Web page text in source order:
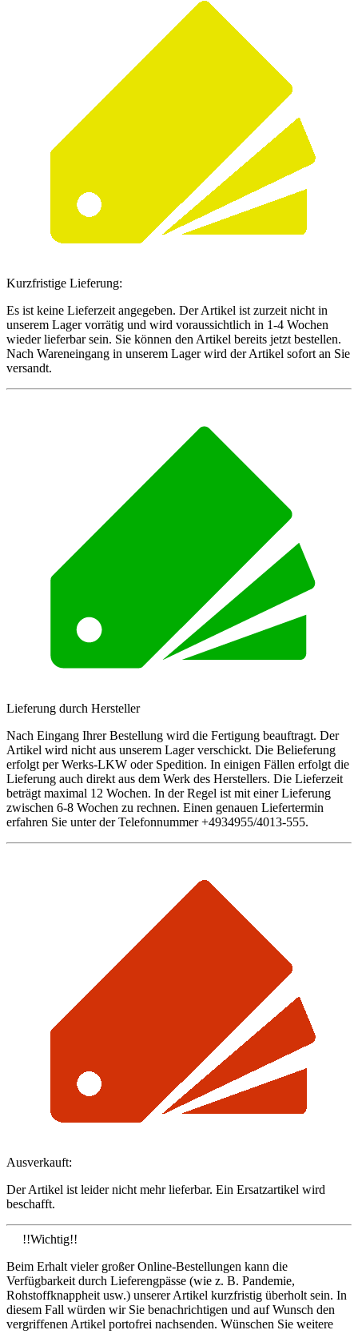
Kurzfristige Lieferung:
Es ist keine Lieferzeit angegeben. Der Artikel ist zurzeit nicht in
unserem Lager vorrätig und wird voraussichtlich in 1-4 Wochen
wieder lieferbar sein. Sie können den Artikel bereits jetzt bestellen.
Nach Wareneingang in unserem Lager wird der Artikel sofort an Sie
versandt.
Lieferung durch Hersteller
Nach Eingang Ihrer Bestellung wird die Fertigung beauftragt. Der
Artikel wird nicht aus unserem Lager verschickt. Die Belieferung
erfolgt per Werks-LKW oder Spedition. In einigen Fällen erfolgt die
Lieferung auch direkt aus dem Werk des Herstellers. Die Lieferzeit
beträgt maximal 12 Wochen. In der Regel ist mit einer Lieferung
zwischen 6-8 Wochen zu rechnen. Einen genauen Liefertermin
erfahren Sie unter der Telefonnummer +4934955/4013-555.
Ausverkauft:
Der Artikel ist leider nicht mehr lieferbar. Ein Ersatzartikel wird
beschafft.
!!Wichtig!!
Beim Erhalt vieler großer Online-Bestellungen kann die
Verfügbarkeit durch Lieferengpässe (wie z. B. Pandemie,
Rohstoffknappheit usw.) unserer Artikel kurzfristig überholt sein. In
diesem Fall würden wir Sie benachrichtigen und auf Wunsch den
vergriffenen Artikel portofrei nachsenden. Wünschen Sie weitere